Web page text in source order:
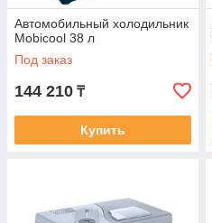
Автомобильный холодильник
Mobicool 38 л
Под заказ
144 210 ₸
Купить